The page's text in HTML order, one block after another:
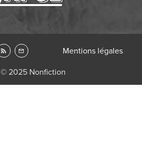
© 2025 Nonfiction
Mentions légales